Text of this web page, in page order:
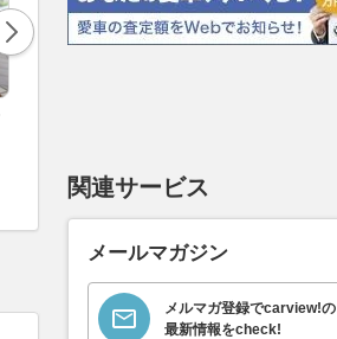
1万円
関連サービス
メールマガジン
メルマガ登録でcarview!の
最新情報をcheck!